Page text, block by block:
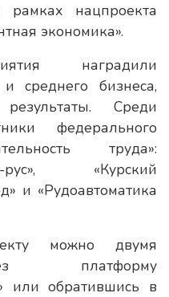
нацпроекта
экономика».
наградили
среднего бизнеса,
Среди
федерального
труда»:
рус», «Курский
и «Рудоавтоматика
можно двумя
платформу
или обратившись в